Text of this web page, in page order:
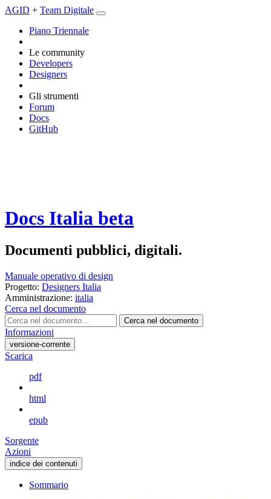
AGID + Team Digitale
Piano Triennale
Le community
Developers
Designers
Gli strumenti
Forum
Docs
GitHub
Docs Italia beta
Documenti pubblici, digitali.
Manuale operativo di design
Progetto: Designers Italia
Amministrazione: italia
Cerca nel documento
Cerca nel documento
Informazioni
versione-corrente
Scarica
pdf
html
epub
Sorgente
Azioni
indice dei contenuti
Sommario